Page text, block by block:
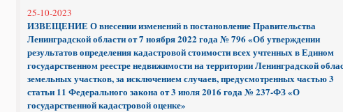
25-10-2023
ИЗВЕЩЕНИЕ О внесении изменений в постановление Правительства
Ленинградской области от 7 ноября 2022 года № 796 «Об утверждении
результатов определения кадастровой стоимости всех учтенных в Едином
государственном реестре недвижимости на территории Ленинградской
земельных участков, за исключением случаев, предусмотренных частью 3
статьи 11 Федерального закона от 3 июля 2016 года № 237-ФЗ «О
государственной кадастровой оценке»